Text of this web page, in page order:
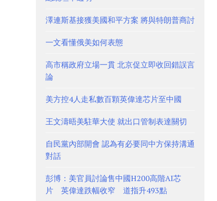
澤連斯基接獲美國和平方案 將與特朗普商討
一文看懂俄美如何表態
高市稱政府立場一貫 北京促立即收回錯誤言
論
美方控4人走私數百顆英偉達芯片至中國
王文濤晤美駐華大使 就出口管制表達關切
自民黨內部開會 認為有必要同中方保持溝通
對話
彭博：美官員討論售中國H200高階AI芯
片 英偉達跌幅收窄 道指升493點